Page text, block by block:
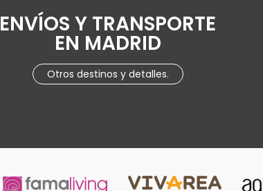
ENVÍOS Y TRANSPORTE
EN MADRID
Otros destinos y detalles.